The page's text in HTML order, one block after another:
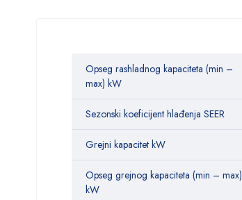
Opseg rashladnog kapaciteta (min –
max) kW
Sezonski koeficijent hlađenja SEER
Grejni kapacitet kW
Opseg grejnog kapaciteta (min – max)
kW